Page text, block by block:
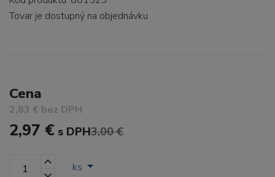
Tovar je dostupný na objednávku
Cena
2,83 € bez DPH
2,97 € s DPH3,00 €
ks